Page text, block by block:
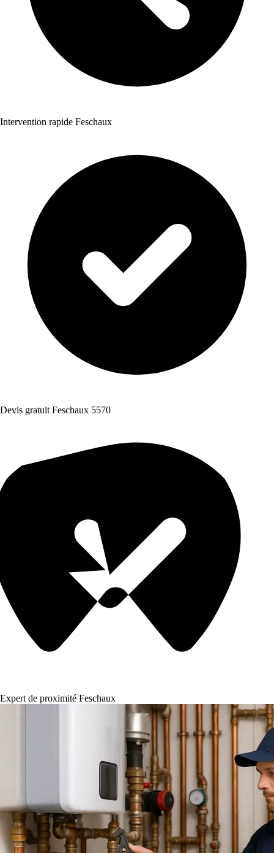
Intervention rapide Feschaux
Devis gratuit Feschaux 5570
Expert de proximité Feschaux